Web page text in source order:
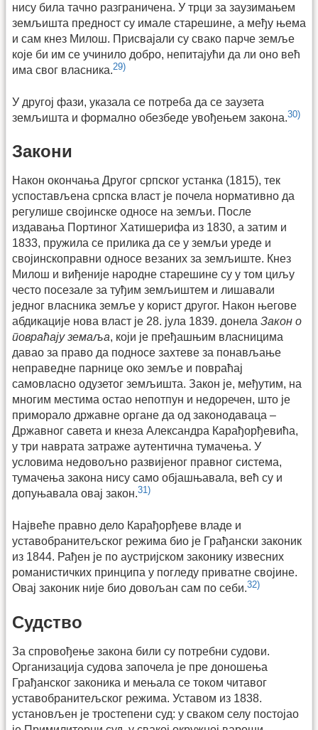
нису била тачно разграничена. У трци за заузимањем
земљишта предност су имале старешине, а међу њема
и сам кнез Милош. Присвајали су свако парче земље
које би им се учинило добро, непитајући да ли оно већ
има свог власника.29)
У другој фази, указала се потреба да се заузета
земљишта и формално обезбеде увођењем закона.30)
Закони
Након окончања Другог српског устанка (1815), тек
успостављена српска власт је почела нормативно да
регулише својинске односе на земљи. После
издавања Портиног Хатишерифа из 1830, а затим и
1833, пружила се прилика да се у земљи уреде и
својинскоправни односе везаних за земљиште. Кнез
Милош и виђеније народне старешине су у том циљу
често посезале за туђим земљиштем и лишавали
једног власника земље у корист другог. Након његове
абдикације нова власт је 28. јула 1839. донела Закон о
повраћају земаља, који је пређашњим власницима
давао за право да подносе захтеве за понављање
неправедне парнице око земље и повраћај
самовласно одузетог земљишта. Закон је, међутим, на
многим местима остао непотпун и недоречен, што је
приморало државне органе да од законодаваца –
Државног савета и кнеза Александра Карађорђевића,
у три наврата затраже аутентична тумачења. У
условима недовољно развијеног правног система,
тумачења закона нису само објашњавала, већ су и
допуњавала овај закон.31)
Највеће правно дело Карађорђеве владе и
уставобранитељског режима био је Грађански законик
из 1844. Рађен је по аустријском законику извесних
романистичких принципа у погледу приватне својине.
Овај законик није био довољан сам по себи.32)
Судство
За спровођење закона били су потребни судови.
Организација судова започела је пре доношења
Грађанског законика и мењала се током читавог
уставобранитељског режима. Уставом из 1838.
установљен је тростепени суд: у сваком селу постојао